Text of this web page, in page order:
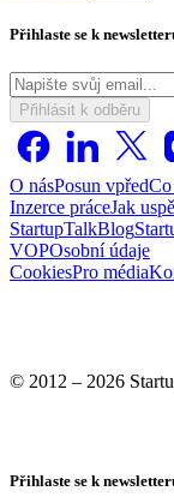
Přihlaste se k
Přihlásit k odběru
O násPosun vpředCo
Inzerce práceJak
StartupTalkBlog
VOPOsobní údaje
CookiesPro média
© 2012 – 2026
Přihlaste se k